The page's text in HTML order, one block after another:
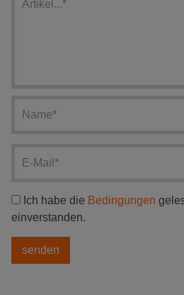
Ich habe die Bedingungen
einverstanden.